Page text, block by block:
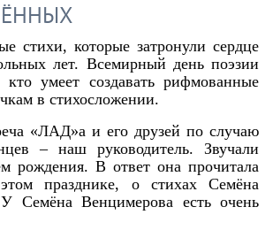
стихи, которые затронули сердце
лет. Всемирный день поэзии
умеет создавать рифмованные
в стихосложении.
«ЛАД»а и его друзей по случаю
– наш руководитель. Звучали
рождения. В ответ она прочитала
празднике, о стихах Семёна
Семёна Венцимерова есть очень